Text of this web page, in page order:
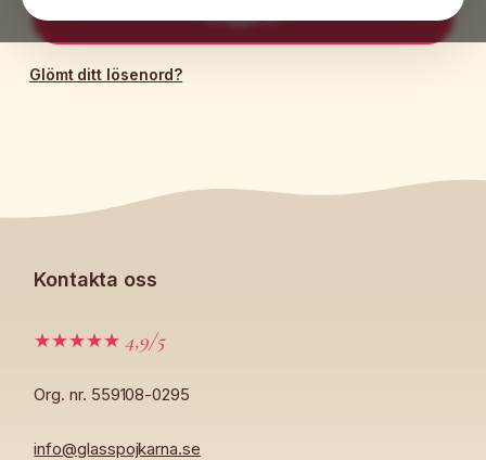
Logga in
Glömt ditt lösenord?
Kontakta oss
★★★★★ 4,9/5
Org. nr. 559108-0295
info@glasspojkarna.se